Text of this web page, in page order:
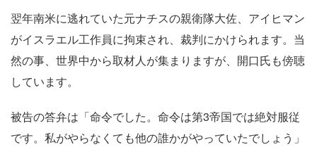
翌年南米に逃れていた元ナチスの親衛隊大佐、アイヒマン
がイスラエル工作員に拘束され、裁判にかけられます。当
然の事、世界中から取材人が集まりますが、開口氏も傍聴
しています。
被告の答弁は「命令でした。命令は第3帝国では絶対服従
です。私がやらなくても他の誰かがやっていたでしょう」